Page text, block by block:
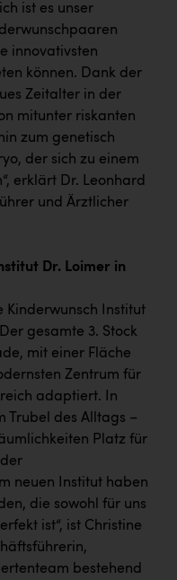
ist es unser
innovativsten
können. Dank der
Zeitalter in der
mitunter riskanten
zum genetisch
der sich zu einem
erklärt Dr. Leonhard
und Ärztlicher
Dr. Loimer in
Kinderwunsch Institut
gesamte 3. Stock
mit einer Fläche
Zentrum für
adaptiert. In
Trubel des Alltags –
Platz für
neuen Institut haben
die sowohl für uns
ist“, ist Christine
bestehend